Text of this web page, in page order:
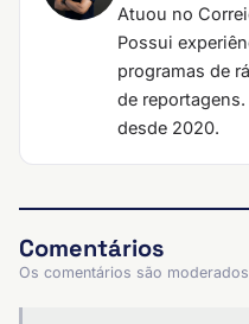
Atuou no
Possui
programas de
de
desde 2020.
Comentários
Os comentários são